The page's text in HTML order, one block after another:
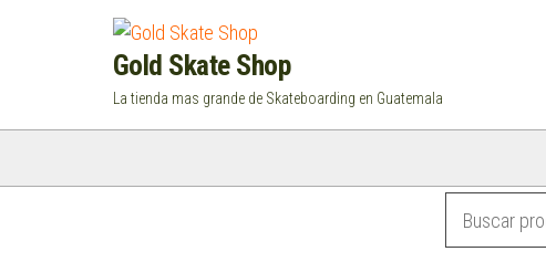
Gold Skate Shop
La tienda mas grande de Skateboarding en Guatemala